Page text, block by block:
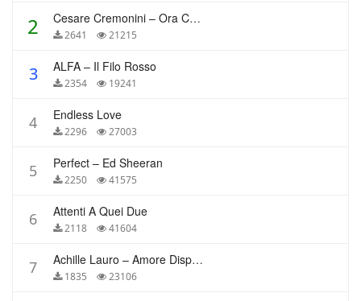
2 Cesare Cremonini – Ora Che Non Ho Più Te
2641 21215
3 ALFA – Il Filo Rosso
2354 19241
4 Endless Love
2296 27003
5 Perfect – Ed Sheeran
2250 41575
6 Attenti A Quei Due
2118 41604
7 Achille Lauro – Amore Disperato
1835 23106